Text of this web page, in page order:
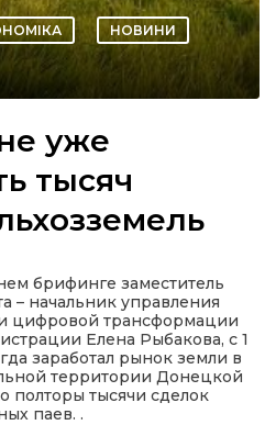
НОВИНИ
уже
тысяч
брифинге заместитель
– начальник управления
цифровой трансформации
Елена Рыбакова, с 1
заработал рынок земли в
территории Донецкой
полторы тысячи сделок
паев. .